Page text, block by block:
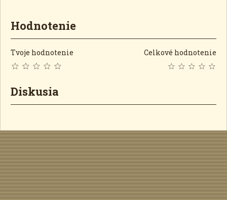
Hodnotenie
Tvoje hodnotenie Celkové hodnotenie
Diskusia